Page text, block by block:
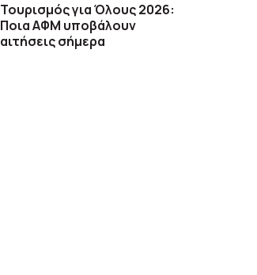
Τουρισμός για Όλους 2026:
Ποια ΑΦΜ υποβάλουν
αιτήσεις σήμερα